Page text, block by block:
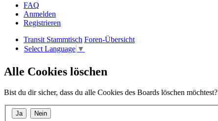
FAQ
Anmelden
Registrieren
Transit Stammtisch Foren-Übersicht
Select Language ▼
Alle Cookies löschen
Bist du dir sicher, dass du alle Cookies des Boards löschen möchtest?